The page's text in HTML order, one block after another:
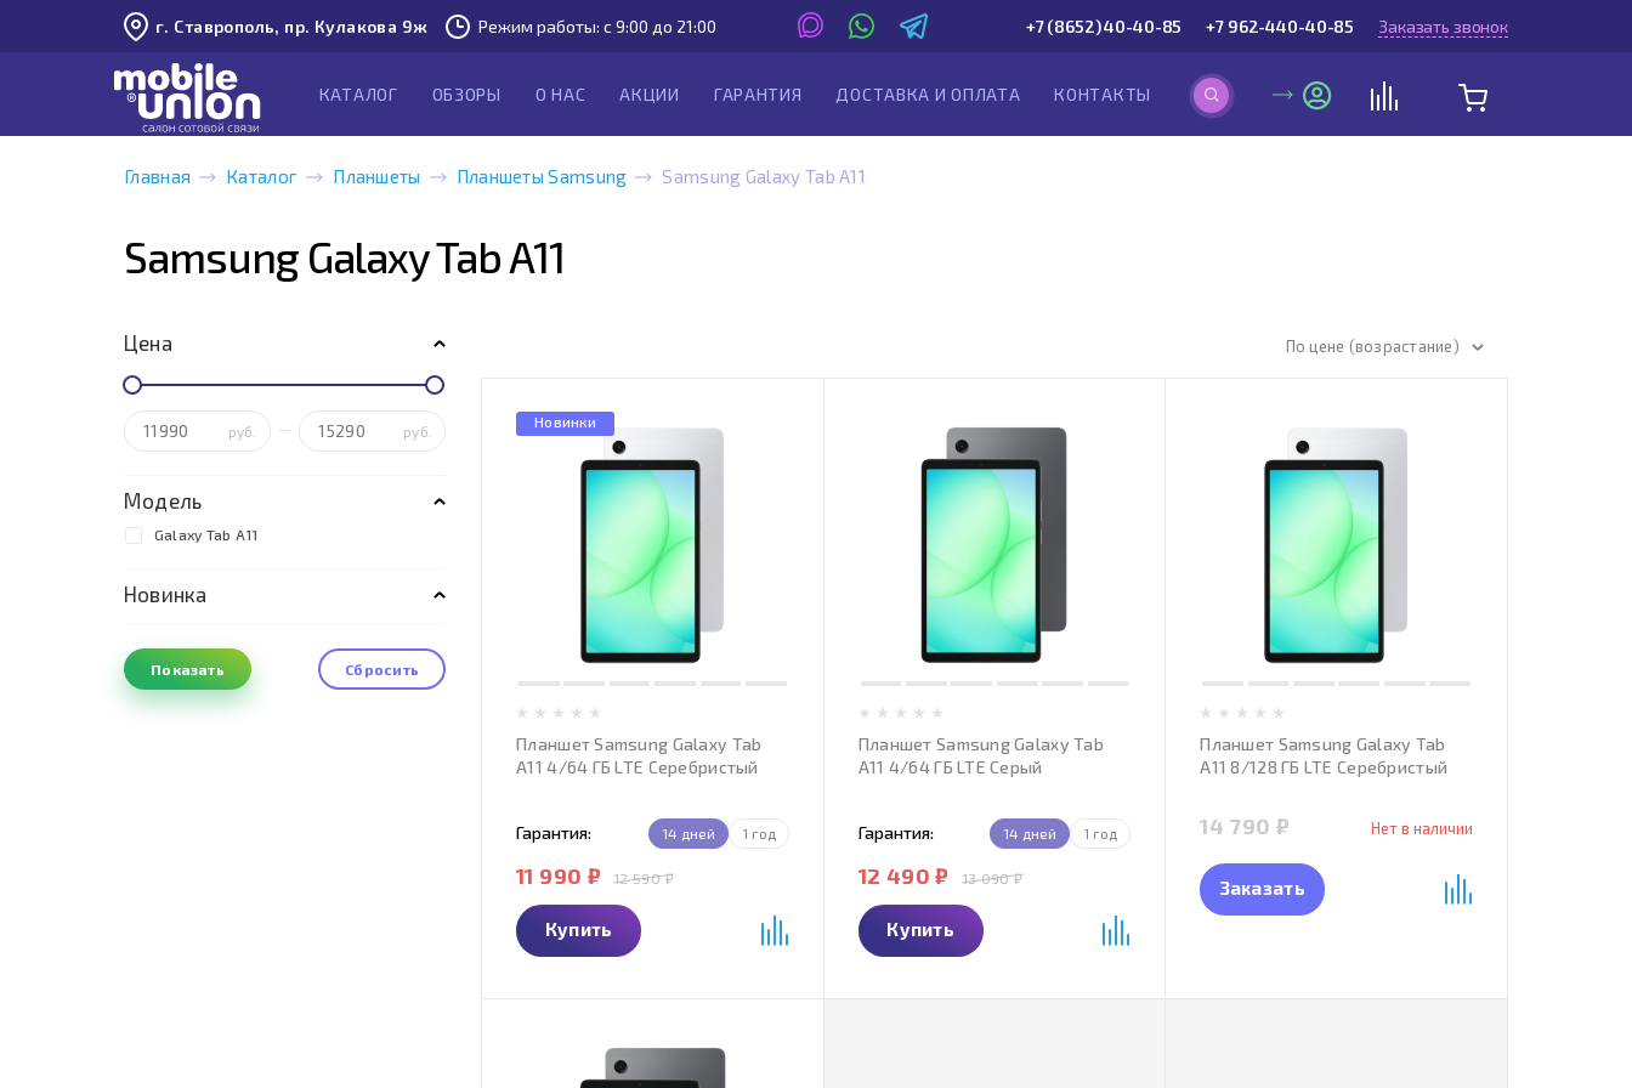
г. Ставрополь, пр. Кулакова 9ж Режим работы: с 9:00 до 21:00 +7 (8652) 40-40-85 +7 962-440-40-85 Заказать звонок
КАТАЛОГ ОБЗОРЫ О НАС АКЦИИ ГАРАНТИЯ ДОСТАВКА И ОПЛАТА КОНТАКТЫ
Главная Каталог Планшеты Планшеты Samsung Samsung Galaxy Tab A11
Samsung Galaxy Tab A11
Цена
руб. руб.
Модель
Galaxy Tab A11
Новинка
По цене (возрастание)
Новинки
Планшет Samsung Galaxy Tab
A11 4/64 ГБ LTE Серебристый
Гарантия: 14 дней 1 год
11 990 ₽ 12 590 ₽
Купить
Планшет Samsung Galaxy Tab
A11 4/64 ГБ LTE Серый
Гарантия: 14 дней 1 год
12 490 ₽ 13 090 ₽
Купить
Планшет Samsung Galaxy Tab
A11 8/128 ГБ LTE Серебристый
14 790 ₽ Нет в наличии
Заказать